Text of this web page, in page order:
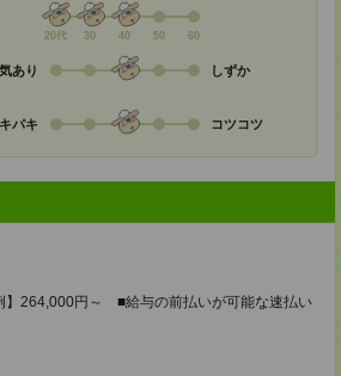
20代 30 40 50 60
あり しずか
パキ コツコツ
264,000円～ ■給与の前払いが可能な速払い